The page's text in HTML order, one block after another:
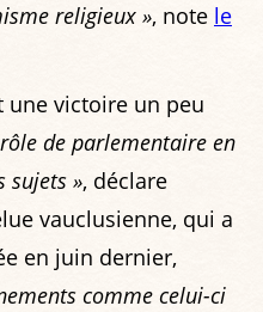
religieux », note le
une victoire un peu
de parlementaire en
sujets », déclare
vauclusienne, qui a
en juin dernier,
comme celui-ci